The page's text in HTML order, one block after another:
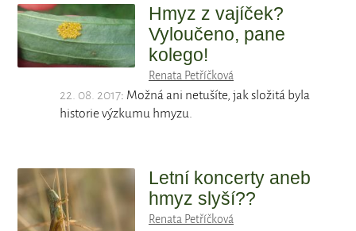
Hmyz z vajíček?
Vyloučeno, pane
kolego!
Renata Petříčková
22. 08. 2017: Možná ani netušíte, jak složitá byla
historie výzkumu hmyzu.
Letní koncerty aneb
hmyz slyší??
Renata Petříčková